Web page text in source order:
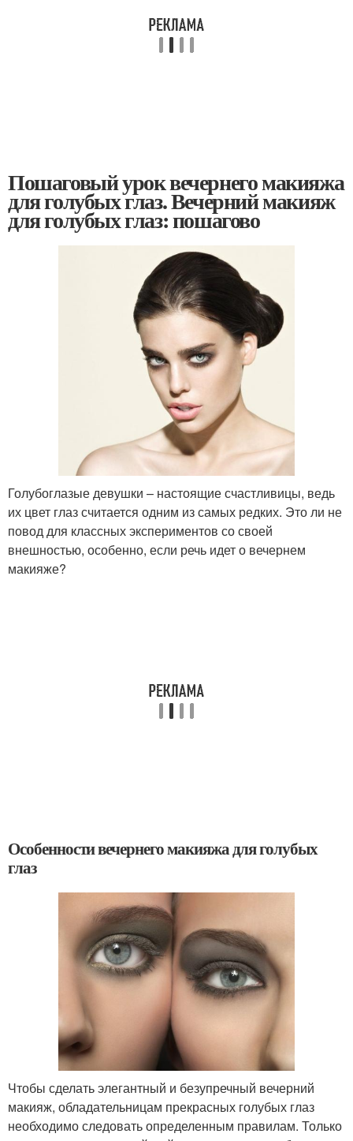
Пошаговый урок вечернего макияжа
для голубых глаз. Вечерний макияж
для голубых глаз: пошагово
Голубоглазые девушки – настоящие счастливицы, ведь
их цвет глаз считается одним из самых редких. Это ли не
повод для классных экспериментов со своей
внешностью, особенно, если речь идет о вечернем
макияже?
Особенности вечернего макияжа для голубых
глаз
Чтобы сделать элегантный и безупречный вечерний
макияж, обладательницам прекрасных голубых глаз
необходимо следовать определенным правилам. Только